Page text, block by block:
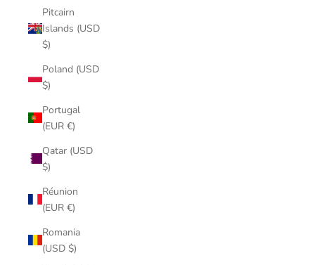
Pitcairn
Islands (USD
$)
Poland (USD
$)
Portugal
(EUR €)
Qatar (USD
$)
Réunion
(EUR €)
Romania
(USD $)